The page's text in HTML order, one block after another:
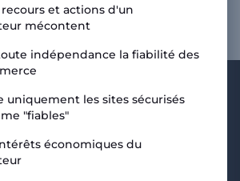
et actions d'un
mécontent
indépendance la fiabilité des
uniquement les sites sécurisés
"fiables"
économiques du